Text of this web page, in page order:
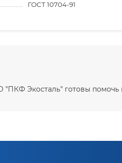
ГОСТ 10704-91
"ПКФ Экосталь" готовы